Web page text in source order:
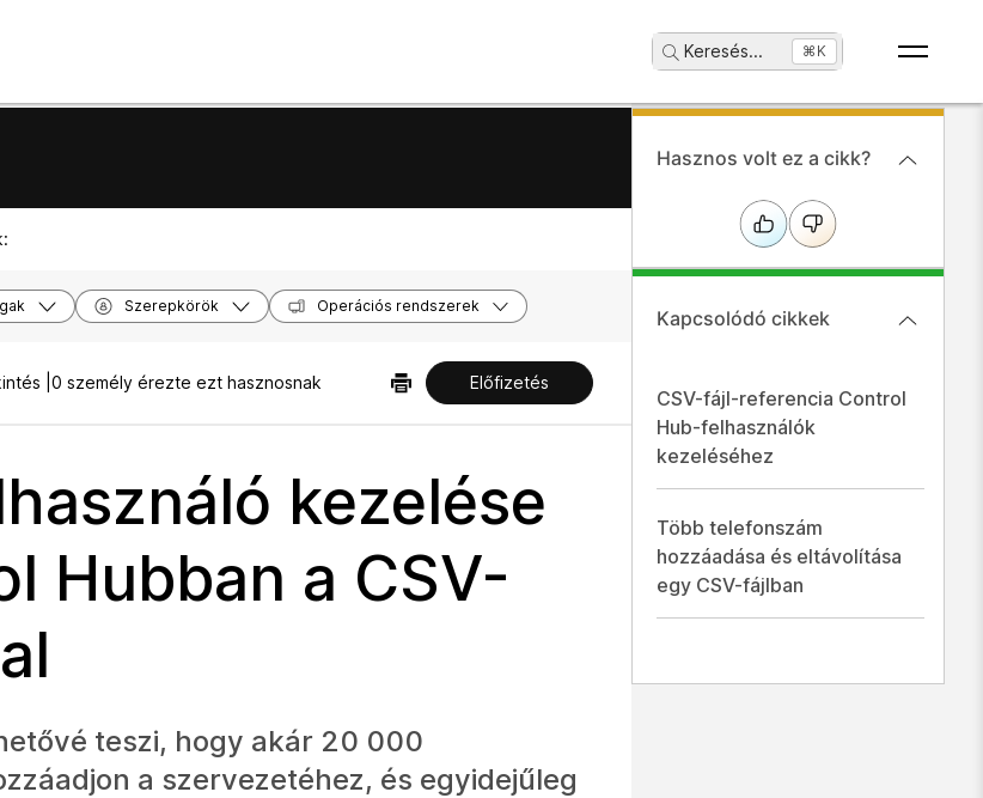
Keresés... ⌘K
Szerepkörök Operációs rendszerek
| 0 személy érezte ezt hasznosnak Előfizetés
kezelése
Hubban a CSV-
teszi, hogy akár 20 000
a szervezetéhez, és egyidejűleg
Hasznos volt ez a cikk?
Kapcsolódó cikkek
CSV-fájl-referencia Control
Hub-felhasználók
kezeléséhez
Több telefonszám
hozzáadása és eltávolítása
egy CSV-fájlban